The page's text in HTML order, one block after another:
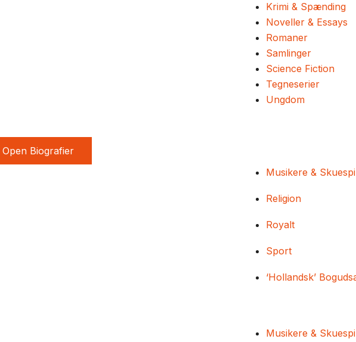
Krimi & Spænding
Noveller & Essays
Romaner
Samlinger
Science Fiction
Tegneserier
Ungdom
Open Biografier
Musikere &
Religion
Royalt
Sport
‘Hollandsk’
Musikere &